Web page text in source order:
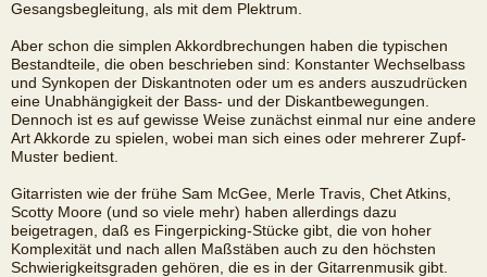
Gesangsbegleitung, als mit dem Plektrum.
Aber schon die simplen Akkordbrechungen haben die typischen
Bestandteile, die oben beschrieben sind: Konstanter Wechselbass
und Synkopen der Diskantnoten oder um es anders auszudrücken
eine Unabhängigkeit der Bass- und der Diskantbewegungen.
Dennoch ist es auf gewisse Weise zunächst einmal nur eine andere
Art Akkorde zu spielen, wobei man sich eines oder mehrerer Zupf-
Muster bedient.
Gitarristen wie der frühe Sam McGee, Merle Travis, Chet Atkins,
Scotty Moore (und so viele mehr) haben allerdings dazu
beigetragen, daß es Fingerpicking-Stücke gibt, die von hoher
Komplexität und nach allen Maßstäben auch zu den höchsten
Schwierigkeitsgraden gehören, die es in der Gitarrenmusik gibt.